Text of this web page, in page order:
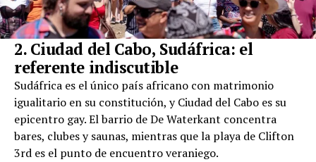
2. Ciudad del Cabo, Sudáfrica: el
referente indiscutible
Sudáfrica es el único país africano con matrimonio
igualitario en su constitución, y Ciudad del Cabo es su
epicentro gay. El barrio de De Waterkant concentra
bares, clubes y saunas, mientras que la playa de Clifton
3rd es el punto de encuentro veraniego.